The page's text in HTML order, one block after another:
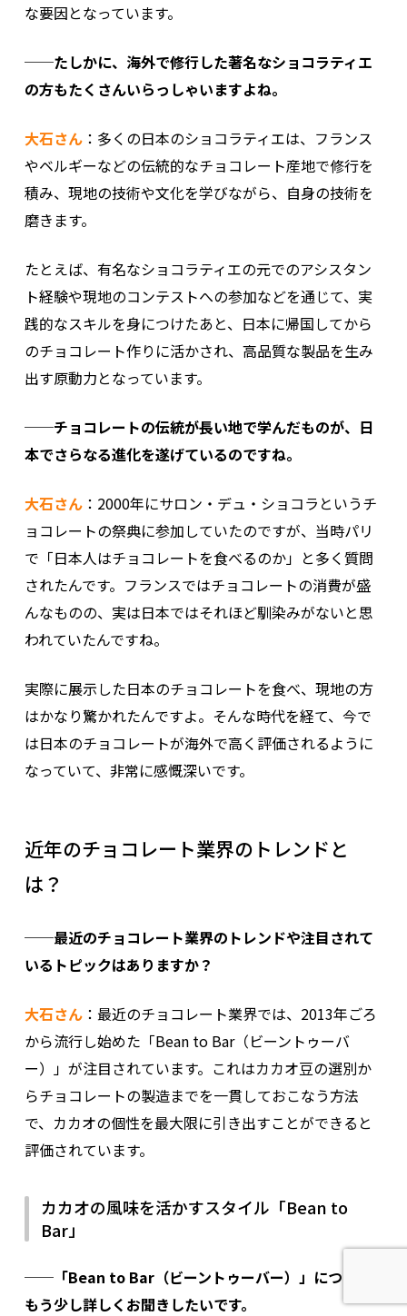
な要因となっています。
──たしかに、海外で修行した著名なショコラティエ
の方もたくさんいらっしゃいますよね。
大石さん：多くの日本のショコラティエは、フランス
やベルギーなどの伝統的なチョコレート産地で修行を
積み、現地の技術や文化を学びながら、自身の技術を
磨きます。
たとえば、有名なショコラティエの元でのアシスタン
ト経験や現地のコンテストへの参加などを通じて、実
践的なスキルを身につけたあと、日本に帰国してから
のチョコレート作りに活かされ、高品質な製品を生み
出す原動力となっています。
──チョコレートの伝統が長い地で学んだものが、日
本でさらなる進化を遂げているのですね。
大石さん：2000年にサロン・デュ・ショコラというチ
ョコレートの祭典に参加していたのですが、当時パリ
で「日本人はチョコレートを食べるのか」と多く質問
されたんです。フランスではチョコレートの消費が盛
んなものの、実は日本ではそれほど馴染みがないと思
われていたんですね。
実際に展示した日本のチョコレートを食べ、現地の方
はかなり驚かれたんですよ。そんな時代を経て、今で
は日本のチョコレートが海外で高く評価されるように
なっていて、非常に感慨深いです。
近年のチョコレート業界のトレンドと
は？
──最近のチョコレート業界のトレンドや注目されて
いるトピックはありますか？
大石さん：最近のチョコレート業界では、2013年ごろ
から流行し始めた「Bean to Bar（ビーントゥーバ
ー）」が注目されています。これはカカオ豆の選別か
らチョコレートの製造までを一貫しておこなう方法
で、カカオの個性を最大限に引き出すことができると
評価されています。
カカオの風味を活かすスタイル「Bean to
Bar」
──「Bean to Bar（ビーントゥーバー）」について
もう少し詳しくお聞きしたいです。